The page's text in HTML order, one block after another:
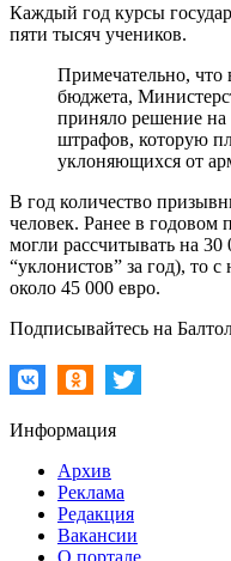
Каждый год курсы
пяти тысяч учеников.
Примечательно, что
бюджета,
приняло решение
штрафов, которую
уклоняющихся от
В год количество
человек. Ранее в
могли рассчитывать на
“уклонистов” за год), то с
около 45 000 евро.
Подписывайтесь на
Информация
Архив
Реклама
Редакция
Вакансии
О портале